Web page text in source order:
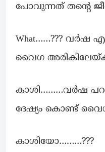
പോവുന്നത് തന്റെ
What……??? വർഷ
വൈഗ
കാശി………വർഷ
ദേഷ്യം കൊണ്ട്
കാശിയോ………???